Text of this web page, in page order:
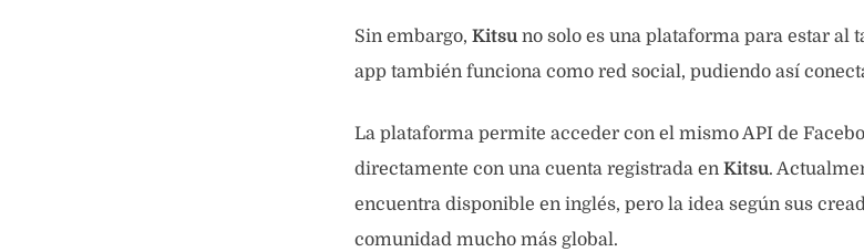
Sin embargo, Kitsu no solo es una plataforma para estar al
app también funciona como red social, pudiendo así
La plataforma permite acceder con el mismo API de
directamente con una cuenta registrada en Kitsu.
encuentra disponible en inglés, pero la idea según sus
comunidad mucho más global.